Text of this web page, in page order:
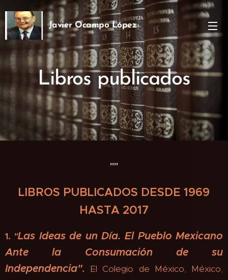
Javier Ocampo López
Ph.D
Libros publicados
""
LIBROS PUBLICADOS DESDE 1969
HASTA 2017
1. "Las Ideas de un Día. El Pueblo Mexicano
Ante la Consumación de su
Independencia". El Colegio de México, México,